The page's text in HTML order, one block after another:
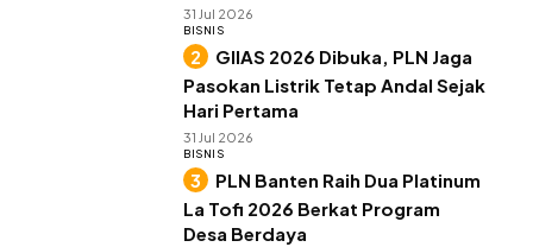
31 Jul 2026
BISNIS
GIIAS 2026 Dibuka, PLN Jaga
Pasokan Listrik Tetap Andal Sejak
Hari Pertama
31 Jul 2026
BISNIS
PLN Banten Raih Dua Platinum
La Tofi 2026 Berkat Program
Desa Berdaya